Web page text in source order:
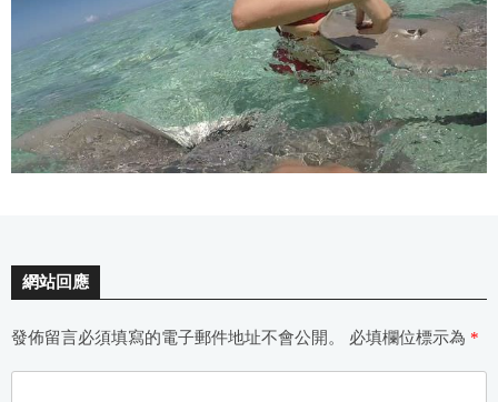
網站回應
發佈留言必須填寫的電子郵件地址不會公開。 必填欄位標示為 *